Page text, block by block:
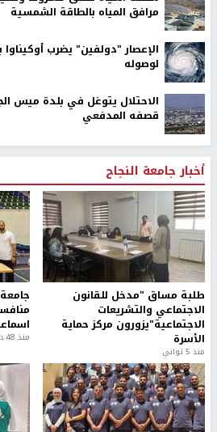
مرافق المياه بالطاقة الشمسية
الإعصار "دولفين" يضرب أوكيناوا
لوصوله
الاحتلال يتوغل في بلدة ميس
قصفه المدفعي
أخبار جامعة النجاح
طلبة مساق "مدخل للقانون
الاجتماعي والتشريعات
الاجتماعية"يزورون مركز حماية
الأسرة
منذ 5 ثواني
منذ 48 دقيقة